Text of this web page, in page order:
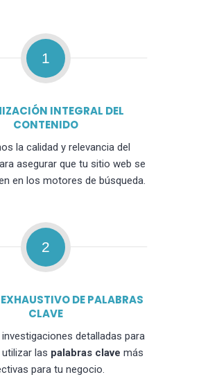
1
INTEGRAL DEL
CONTENIDO
la calidad y relevancia del
asegurar que tu sitio web se
en los motores de búsqueda.
2
DE PALABRAS
CLAVE
detalladas para
las palabras clave más
para tu negocio.